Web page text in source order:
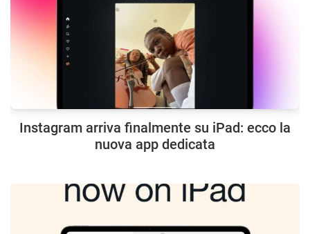
Instagram arriva finalmente su iPad: ecco la
nuova app dedicata